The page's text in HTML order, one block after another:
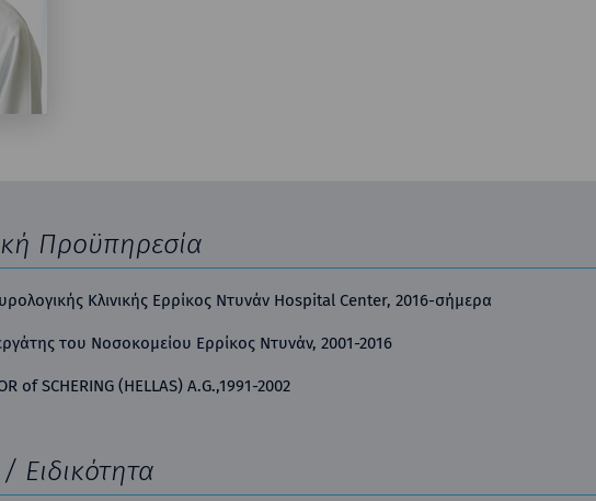
Προϋπηρεσία
Κλινικής Ερρίκος Ντυνάν Hospital Center, 2016-σήμερα
του Νοσοκομείου Ερρίκος Ντυνάν, 2001-2016
of SCHERING (HELLAS) A.G.,1991-2002
Ειδικότητα